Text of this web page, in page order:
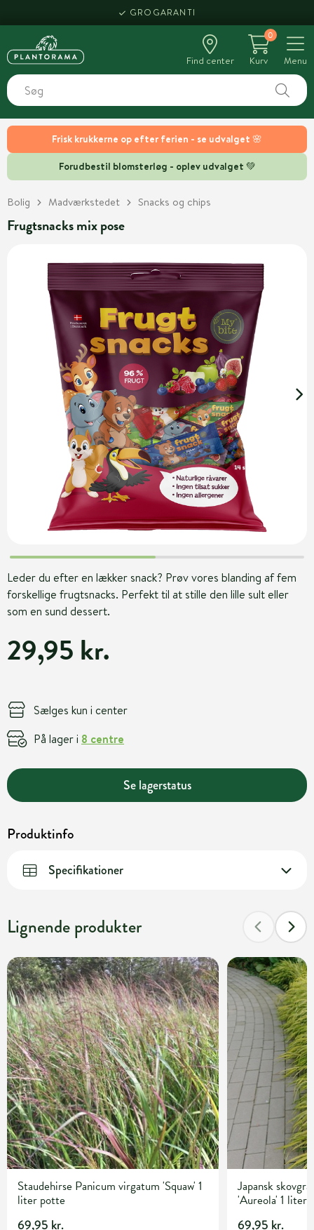
Frisk krukkerne op efter ferien - se udvalget 🌸
Forudbestil blomsterløg - oplev udvalget 💚
GROGARANTI
Find center
0
Kurv
Menu
Bolig Madværkstedet Snacks og chips
Frugtsnacks mix pose
Leder du efter en lækker snack? Prøv vores blanding af fem
forskellige frugtsnacks. Perfekt til at stille den lille sult eller
som en sund dessert.
29,95 kr.
Sælges kun i center
På lager i 8 centre
Se lagerstatus
Produktinfo
Specifikationer
Lignende produkter
Staudehirse Panicum virgatum 'Squaw' 1
liter potte
69,95 kr.
Japansk
'Aureola' 1 liter
69,95 kr.